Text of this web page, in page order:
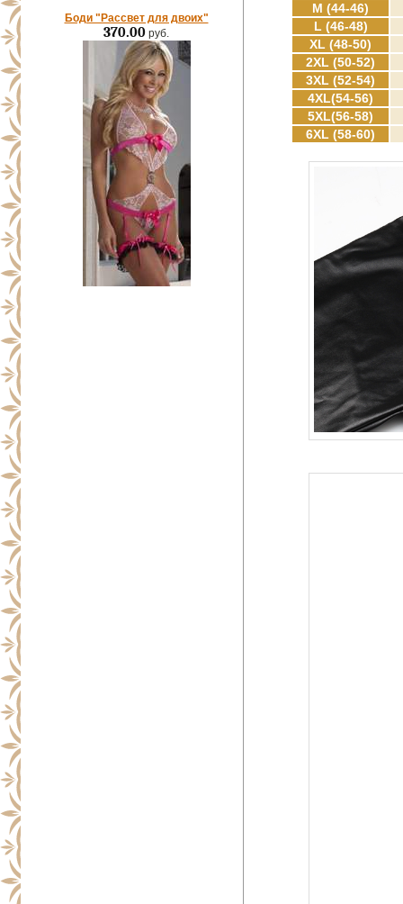
Боди "Рассвет для двоих"
370.00 руб.
M (44-46)
L (46-48)
XL (48-50)
2XL (50-52)
3XL (52-54)
4XL(54-56)
5XL(56-58)
6XL (58-60)